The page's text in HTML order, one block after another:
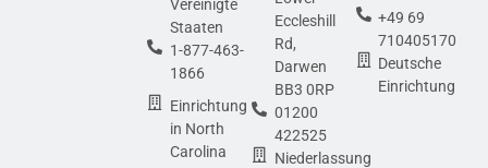
Vereinigte
Staaten
1-877-463-
1866
Einrichtung
in North
Carolina
Eccleshill
Rd,
Darwen
BB3 0RP
01200
422525
Niederlassung
+49 69
710405170
Deutsche
Einrichtung